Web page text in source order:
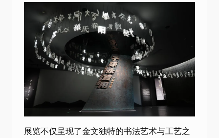
展览不仅呈现了金文独特的书法艺术与工艺之